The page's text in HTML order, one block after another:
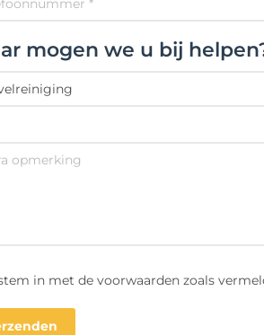
mogen we u bij
in met de voorwaarden zoals